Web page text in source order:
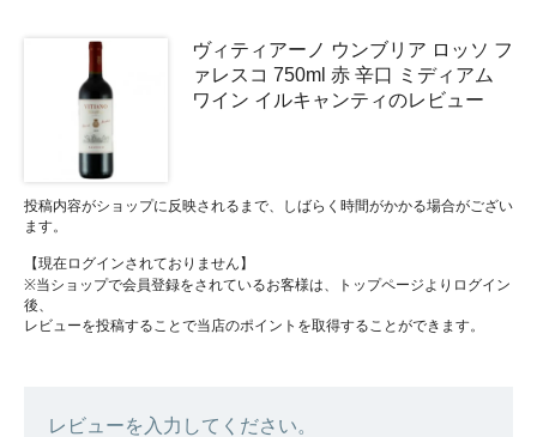
ヴィティアーノ ウンブリア ロッソ フ
ァレスコ 750ml 赤 辛口 ミディアム
ワイン イルキャンティのレビュー
投稿内容がショップに反映されるまで、しばらく時間がかかる場合がござい
ます。
【現在ログインされておりません】
※当ショップで会員登録をされているお客様は、トップページよりログイン
後、
レビューを投稿することで当店のポイントを取得することができます。
レビューを入力してください。